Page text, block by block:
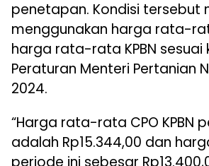
penetapan. Kondisi tersebut
menggunakan harga rata-
harga rata-rata KPBN sesuai
Peraturan Menteri Pertanian
2024.
“Harga rata-rata CPO KPBN
adalah Rp15.344,00 dan